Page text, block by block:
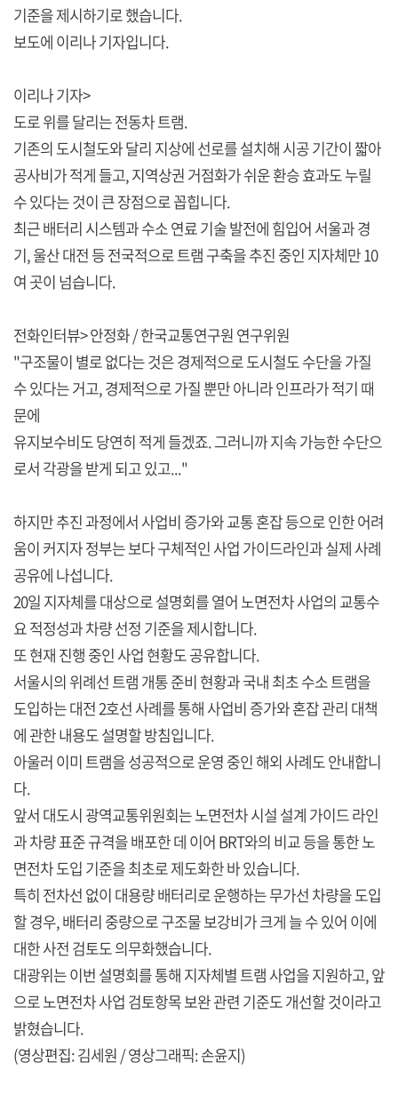
기준을 제시하기로 했습니다.
보도에 이리나 기자입니다.
이리나 기자>
도로 위를 달리는 전동차 트램.
기존의 도시철도와 달리 지상에 선로를 설치해 시공 기간이 짧아
공사비가 적게 들고, 지역상권 거점화가 쉬운 환승 효과도 누릴
수 있다는 것이 큰 장점으로 꼽힙니다.
최근 배터리 시스템과 수소 연료 기술 발전에 힘입어 서울과 경
기, 울산 대전 등 전국적으로 트램 구축을 추진 중인 지자체만 10
여 곳이 넘습니다.
전화인터뷰> 안정화 / 한국교통연구원 연구위원
"구조물이 별로 없다는 것은 경제적으로 도시철도 수단을 가질
수 있다는 거고, 경제적으로 가질 뿐만 아니라 인프라가 적기 때
문에
유지보수비도 당연히 적게 들겠죠. 그러니까 지속 가능한 수단으
로서 각광을 받게 되고 있고..."
하지만 추진 과정에서 사업비 증가와 교통 혼잡 등으로 인한 어려
움이 커지자 정부는 보다 구체적인 사업 가이드라인과 실제 사례
공유에 나섭니다.
20일 지자체를 대상으로 설명회를 열어 노면전차 사업의 교통수
요 적정성과 차량 선정 기준을 제시합니다.
또 현재 진행 중인 사업 현황도 공유합니다.
서울시의 위례선 트램 개통 준비 현황과 국내 최초 수소 트램을
도입하는 대전 2호선 사례를 통해 사업비 증가와 혼잡 관리 대책
에 관한 내용도 설명할 방침입니다.
아울러 이미 트램을 성공적으로 운영 중인 해외 사례도 안내합니
다.
앞서 대도시 광역교통위원회는 노면전차 시설 설계 가이드 라인
과 차량 표준 규격을 배포한 데 이어 BRT와의 비교 등을 통한 노
면전차 도입 기준을 최초로 제도화한 바 있습니다.
특히 전차선 없이 대용량 배터리로 운행하는 무가선 차량을 도입
할 경우, 배터리 중량으로 구조물 보강비가 크게 늘 수 있어 이에
대한 사전 검토도 의무화했습니다.
대광위는 이번 설명회를 통해 지자체별 트램 사업을 지원하고, 앞
으로 노면전차 사업 검토항목 보완 관련 기준도 개선할 것이라고
밝혔습니다.
(영상편집: 김세원 / 영상그래픽: 손윤지)